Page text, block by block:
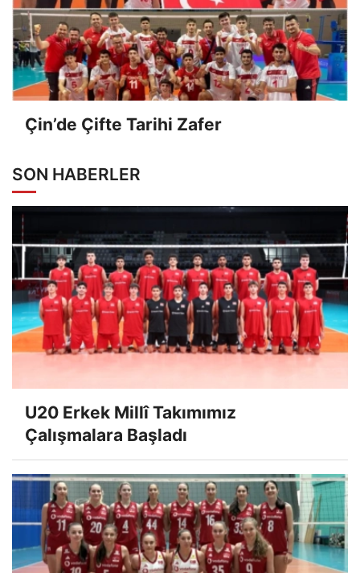
Çin’de Çifte Tarihi Zafer
SON HABERLER
U20 Erkek Millî Takımımız
Çalışmalara Başladı